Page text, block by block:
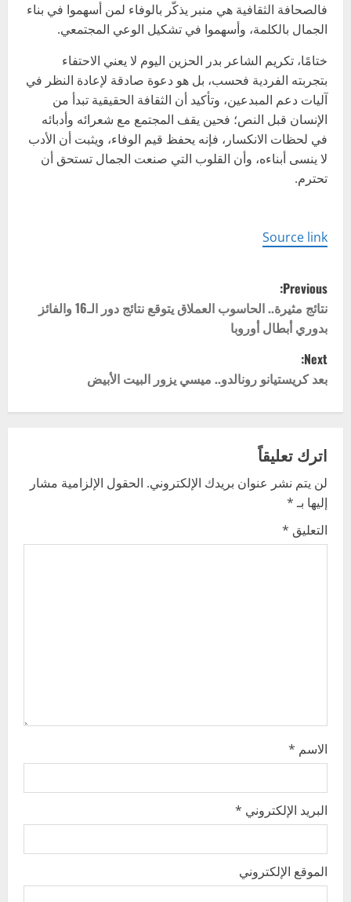
فالصحافة الثقافية هي منبر يذكّر بالوفاء لمن أسهموا في بناء
الجمال بالكلمة، وأسهموا في تشكيل الوعي المجتمعي.
ختامًا، تكريم الشاعر بدر الحزين اليوم لا يعني الاحتفاء
بتجربته الفردية فحسب، بل هو دعوة صادقة لإعادة النظر في
آليات دعم المبدعين، وتأكيد أن الثقافة الحقيقية تبدأ من
الإنسان قبل النص؛ فحين يقف المجتمع مع شعرائه وأدبائه
في لحظات الانكسار، فإنه يحفظ قيم الوفاء، ويثبت أن الأدب
لا ينسى أبناءه، وأن القلوب التي صنعت الجمال تستحق أن
تحترم.
Source link
P
o
s
t
n
a
v
i
g
Previous:
نتائج مثيرة.. الحاسوب العملاق يتوقع نتائج دور الـ16 والفائز
بدوري أبطال أوروبا
Next:
بعد كريستيانو رونالدو.. ميسي يزور البيت الأبيض
اترك تعليقاً
لن يتم نشر عنوان بريدك الإلكتروني. الحقول الإلزامية مشار
إليها بـ*
التعليق *
الاسم *
البريد الإلكتروني *
الموقع الإلكتروني